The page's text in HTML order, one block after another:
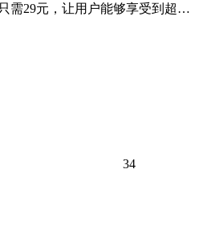
需29元，让用户能够享受到超…
34